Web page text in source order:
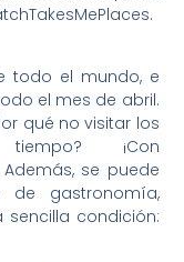
todo el mundo, e
el mes de abril.
qué no visitar los
¡Con
Además, se puede
de gastronomía,
sencilla condición: